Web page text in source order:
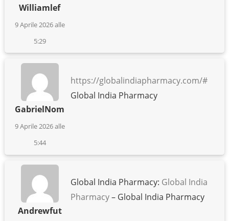
Williamlef
9 Aprile 2026 alle
5:29
GabrielNom
9 Aprile 2026 alle
5:44
https://globalindiapharmacy.com/#
Global India Pharmacy
Andrewfut
Global India Pharmacy: Global India
Pharmacy– Global India Pharmacy